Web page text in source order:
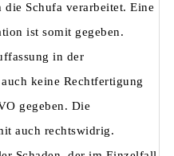
die Schufa verarbeitet. Eine
ist somit gegeben.
in der
keine Rechtfertigung
gegeben. Die
auch rechtswidrig.